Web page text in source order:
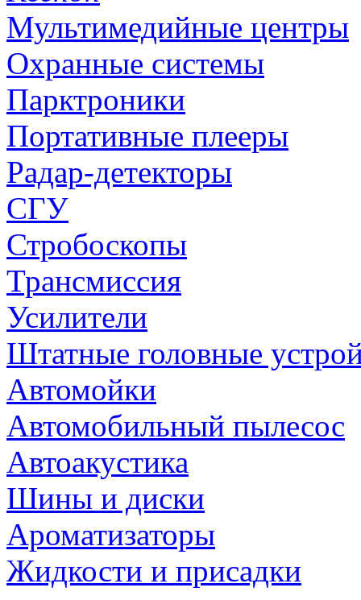
Мультимедийные центры
Охранные системы
Парктроники
Портативные плееры
Радар-детекторы
СГУ
Стробоскопы
Трансмиссия
Усилители
Штатные головные
Автомойки
Автомобильный пылесос
Автоакустика
Шины и диски
Ароматизаторы
Жидкости и присадки